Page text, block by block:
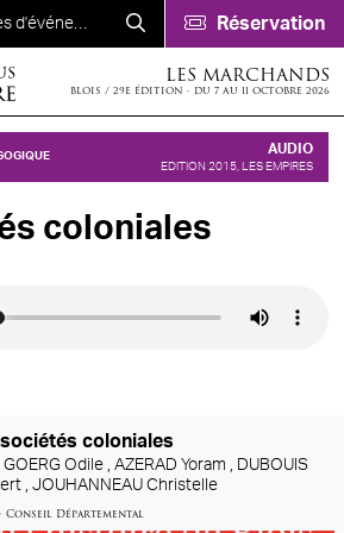
Réservation
LES MARCHANDS
BLOIS / 29E ÉDITION - DU 7 AU 11 OCTOBRE 2026
AUDIO
EDITION 2015, LES EMPIRES
coloniales
sociétés coloniales
GOERG Odile , AZERAD Yoram ,
DUBOUIS
, JOUHANNEAU Christelle
• Conseil Départemental